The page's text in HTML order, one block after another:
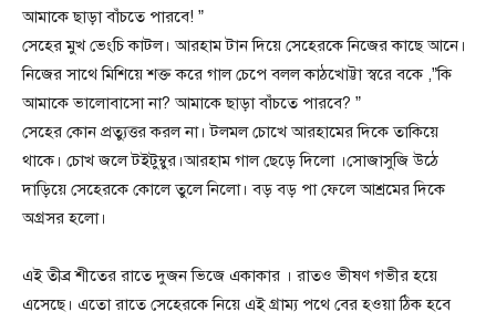
আমাকে ছাড়া বাঁচতে পারবে! ”
সেহের মুখ ভেংচি কাটল। আরহাম টান দিয়ে সেহেরকে নিজের কাছে আনে।
নিজের সাথে মিশিয়ে শক্ত করে গাল চেপে বলল কাঠখোট্টা স্বরে বকে ,”কি
আমাকে ভালোবাসো না? আমাকে ছাড়া বাঁচতে পারবে? ”
সেহের কোন প্রত্যুত্তর করল না। টলমল চোখে আরহামের দিকে তাকিয়ে
থাকে। চোখ জলে টইটুম্বুর।আরহাম গাল ছেড়ে দিলো ।সোজাসুজি উঠে
দাড়িয়ে সেহেরকে কোলে তুলে নিলো। বড় বড় পা ফেলে আশ্রমের দিকে
অগ্রসর হলো।
এই তীব্র শীতের রাতে দুজন ভিজে একাকার । রাতও ভীষণ গভীর হয়ে
এসেছে। এতো রাতে সেহেরকে নিয়ে এই গ্রাম্য পথে বের হওয়া ঠিক হবে